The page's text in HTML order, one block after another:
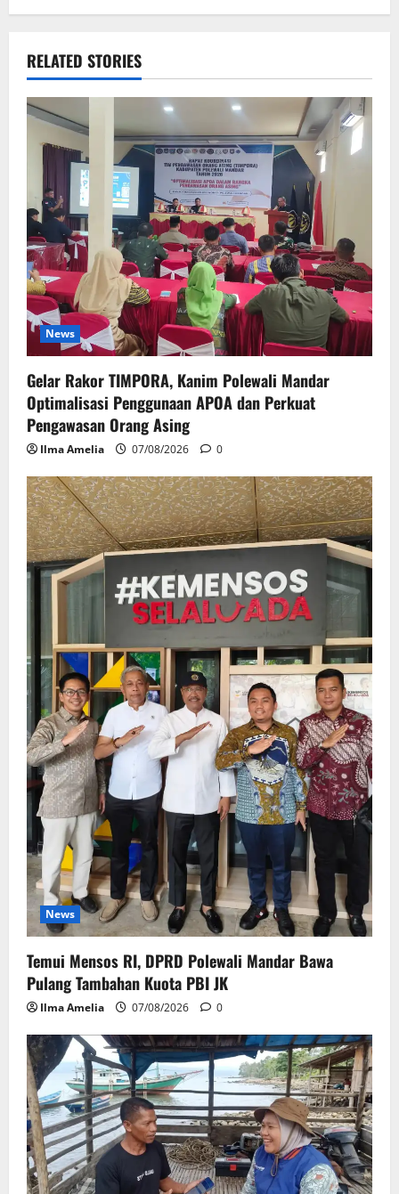
RELATED STORIES
News
Gelar Rakor TIMPORA, Kanim Polewali Mandar
Optimalisasi Penggunaan APOA dan Perkuat
Pengawasan Orang Asing
Ilma Amelia 07/08/2026 0
News
Temui Mensos RI, DPRD Polewali Mandar Bawa
Pulang Tambahan Kuota PBI JK
Ilma Amelia 07/08/2026 0